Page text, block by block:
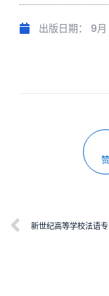
出版日期： 9
赞